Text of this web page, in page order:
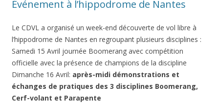
Événement à l’hippodrome de Nantes
Le CDVL a organisé un week-end découverte de vol libre à
l’hippodrome de Nantes en regroupant plusieurs disciplines :
Samedi 15 Avril journée Boomerang avec compétition
officielle avec la présence de champions de la discipline
Dimanche 16 Avril: après-midi démonstrations et
échanges de pratiques des 3 disciplines Boomerang,
Cerf-volant et Parapente